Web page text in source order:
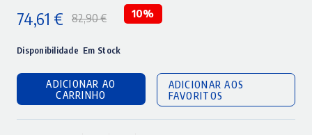
82,90€
preço
original
era:
82,90 €.
74,61 €
preço
atual
é:
74,61 €.
10%
Disponibilidade Em Stock
ADICIONAR AO
CARRINHO
ADICIONAR AOS
FAVORITOS